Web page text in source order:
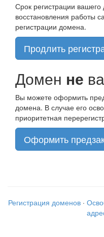
Срок регистрации
восстановления работы
регистрации домена.
Продлить
Домен не
Вы можете оформить
домена. В случае его
приоритетная
Оформить
Регистрация доменов ·